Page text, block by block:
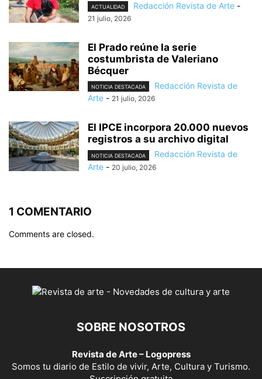
ACTUALIDAD Redacción Revista de Arte -
21 julio, 2026
El Prado reúne la serie
costumbrista de Valeriano
Bécquer
NOTICIA DESTACADA
Redacción Revista de
Arte - 21 julio, 2026
El IPCE incorpora 20.000 nuevos
registros a su archivo digital
NOTICIA DESTACADA
Redacción Revista de
Arte - 20 julio, 2026
1 COMENTARIO
Comments are closed.
SOBRE NOSOTROS
Revista de Arte – Logopress
Somos tu diario de Estilo de vivir, Arte, Cultura y Turismo.